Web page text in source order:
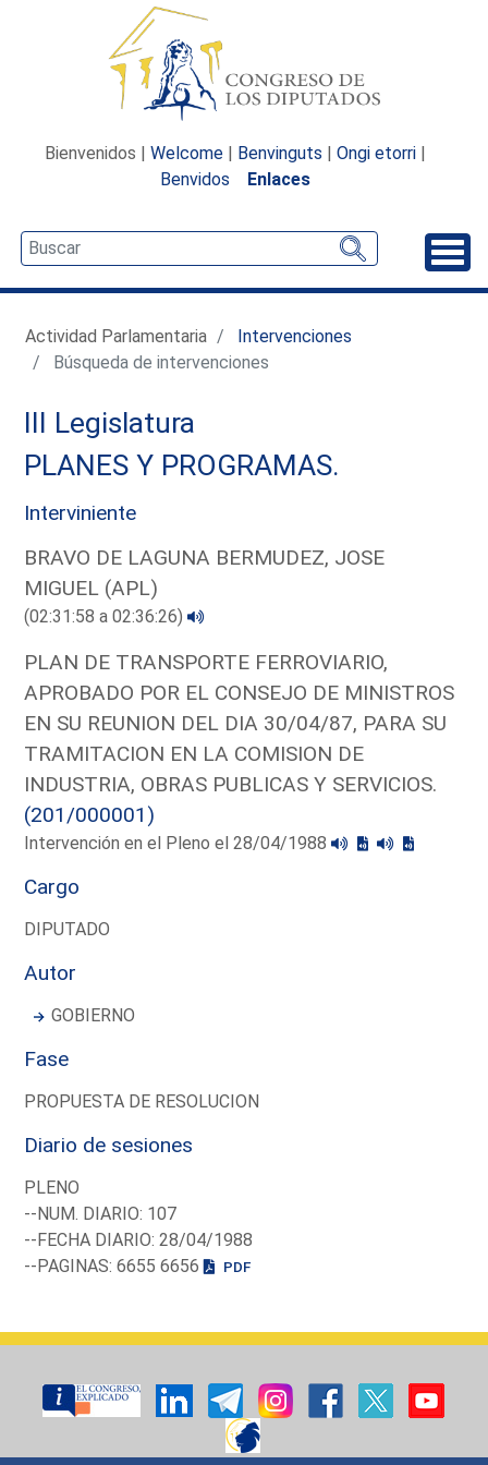
Bienvenidos | Welcome | Benvinguts | Ongi etorri |
Benvidos
Enlaces
Actividad Parlamentaria
Intervenciones
Búsqueda de intervenciones
III Legislatura
PLANES Y PROGRAMAS.
Interviniente
BRAVO DE LAGUNA BERMUDEZ, JOSE
MIGUEL (APL)
(02:31:58 a 02:36:26)
PLAN DE TRANSPORTE FERROVIARIO,
APROBADO POR EL CONSEJO DE MINISTROS
EN SU REUNION DEL DIA 30/04/87, PARA SU
TRAMITACION EN LA COMISION DE
INDUSTRIA, OBRAS PUBLICAS Y SERVICIOS.
(201/000001)
Intervención en el Pleno el 28/04/1988
Cargo
DIPUTADO
Autor
GOBIERNO
Fase
PROPUESTA DE RESOLUCION
Diario de sesiones
PLENO
--NUM. DIARIO: 107
--FECHA DIARIO: 28/04/1988
--PAGINAS: 6655 6656
PDF